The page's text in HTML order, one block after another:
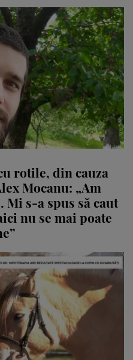
rotile, din cauza
Mocanu: „Am
s-a spus să caut
nu se mai poate